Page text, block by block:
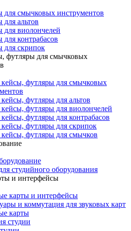
для смычковых инструментов
альтов
для виолончелей
контрабасов
для скрипок
футляры для смычковых
футляры для смычковых
футляры для альтов
футляры для виолончелей
футляры для контрабасов
футляры для скрипок
футляры для смычков
студийного оборудования
и интерфейсы
карты и интерфейсы
и коммутация для звуковых карт
карты
студии